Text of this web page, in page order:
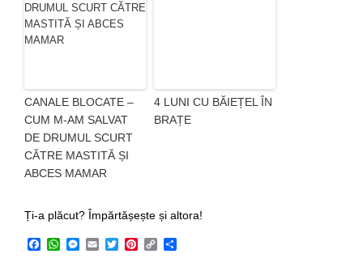
CANALE BLOCATE –
CUM M-AM SALVAT
DE DRUMUL SCURT
CĂTRE MASTITĂ ȘI
ABCES MAMAR
4 LUNI CU BĂIEȚEL ÎN
BRAȚE
Ți-a plăcut? Împărtășește și altora!
Facebook
WhatsApp
Messenger
EmailTwitterPinterest
Copy